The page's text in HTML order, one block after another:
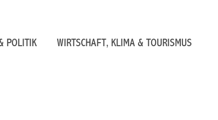
POLITIK WIRTSCHAFT, KLIMA & TOURISMUS